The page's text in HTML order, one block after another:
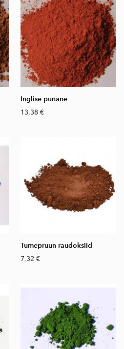
Inglise punane
13,38 €
Tumepruun raudoksiid
7,32 €